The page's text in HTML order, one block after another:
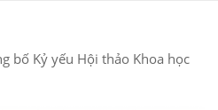
bố Kỷ yếu Hội thảo Khoa học